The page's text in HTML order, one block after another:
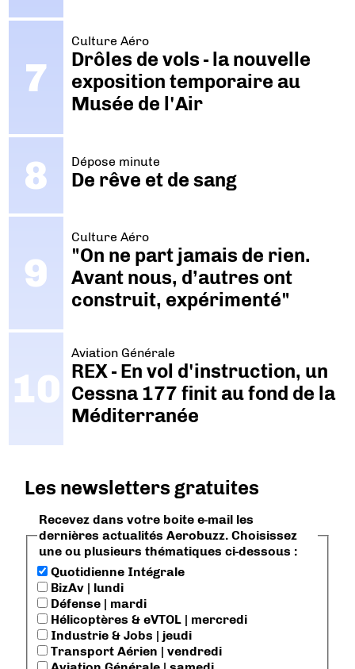
Culture Aéro
Drôles de vols - la nouvelle
exposition temporaire au
Musée de l'Air
Dépose minute
De rêve et de sang
Culture Aéro
"On ne part jamais de rien.
Avant nous, d’autres ont
construit, expérimenté"
Aviation Générale
REX - En vol d'instruction, un
Cessna 177 finit au fond de la
Méditerranée
Les newsletters gratuites
Recevez dans votre boite e-mail les
dernières actualités Aerobuzz. Choisissez
une ou plusieurs thématiques ci-dessous :
Quotidienne Intégrale
BizAv | lundi
Défense | mardi
Hélicoptères & eVTOL | mercredi
Industrie & Jobs | jeudi
Transport Aérien | vendredi